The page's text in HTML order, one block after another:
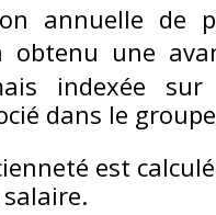
annuelle de
une
indexée
dans le
est